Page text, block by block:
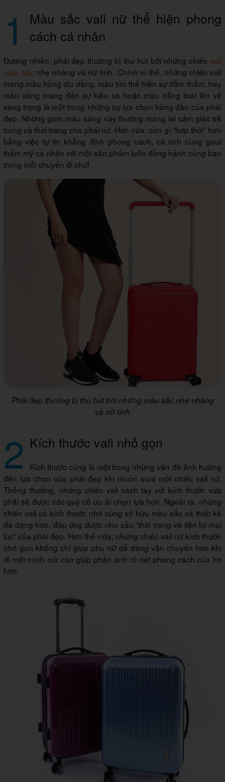
1
Màu sắc vali nữ thể hiện phong
cách cá nhân
Đương nhiên, phái đẹp thường bị thu hút bởi những chiếc vali
màu sắc nhẹ nhàng và nữ tính. Chính vì thế, những chiếc vali
mang màu hồng dịu dàng, màu tím thể hiện sự đằm thắm, hay
màu vàng mang đến sự kiêu sa hoặc màu trắng toát lên vẻ
sang trọng là một trong những sự lựa chọn hàng đầu của phái
đẹp. Những gam màu sáng này thường mang lại cảm giác trẻ
trung và thời trang cho phái nữ. Hơn nữa, còn gì “hợp thời” hơn
bằng việc tự tin khẳng định phong cách, cá tính cùng gout
thẩm mỹ cá nhân với một sản phẩm luôn đồng hành cùng bạn
trong mỗi chuyến đi chứ!
Phái đẹp thường bị thu hút bởi những màu sắc nhẹ nhàng
và nữ tính
2 Kích thước vali nhỏ gọn
Kích thước cũng là một trong những vấn đề ảnh hưởng
đến lựa chọn của phái đẹp khi muốn mua một chiếc vali nữ.
Thông thường, những chiếc vali xách tay với kích thước vừa
phải sẽ được các quý cô ưu ái chọn lựa hơn. Ngoài ra, những
chiếc vali có kích thước nhỏ cũng sở hữu màu sắc và thiết kế
đa dạng hơn, đáp ứng được nhu cầu “thời trang và tiện lợi mọi
lúc” của phái đẹp. Hơn thế nữa, những chiếc vali nữ kích thước
nhỏ gọn không chỉ giúp phụ nữ dễ dàng vận chuyển hơn khi
đi một mình mà còn giúp phản ánh rõ nét phong cách của họ
hơn.